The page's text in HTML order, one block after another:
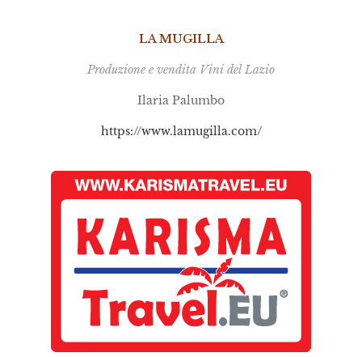
LA MUGILLA
Produzione e vendita Vini del Lazio
Ilaria Palumbo
https://www.lamugilla.com/